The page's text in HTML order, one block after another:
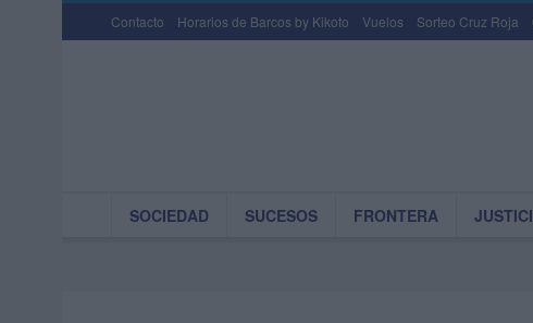
Contacto Horarios de Barcos by Kikoto Vuelos Sorteo Cruz Roja
SOCIEDAD SUCESOS FRONTERA